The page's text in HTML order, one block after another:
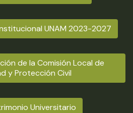
UNAM 2023-2027
de la Comisión Local de
y Protección Civil
Universitario